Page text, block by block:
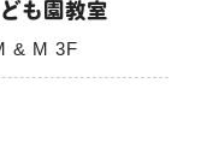
も園教室
& M 3F